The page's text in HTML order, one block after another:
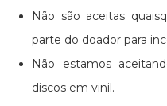
Não são aceitas
parte do doador para
Não estamos
discos em vinil.